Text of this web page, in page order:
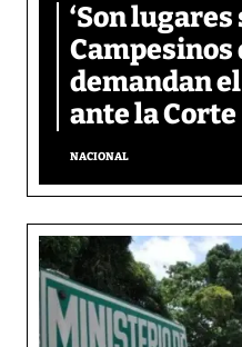
‘Son lugares
Campesinos
demandan
ante la Corte
NACIONAL